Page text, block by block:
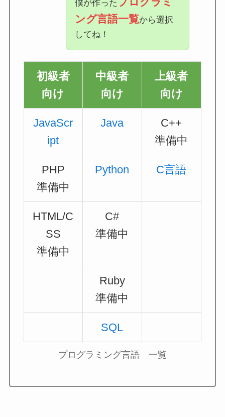
僕が作った
ング言語一覧から選択
してね！
初級者
向け
中級者
向け
上級者
向け
JavaScr
ipt
Java
C++
準備中
PHP
準備中
Python C言語
HTML/C
SS
準備中
C#
準備中
Ruby
準備中
SQL
プログラミング言語 一覧